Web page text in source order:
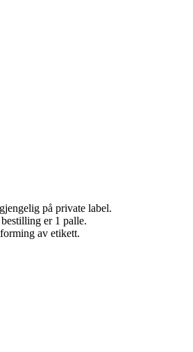
på private label.
er 1 palle.
av etikett.